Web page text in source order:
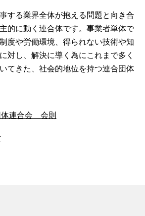
する業界全体が抱える問題と向き合
的に動く連合体です。事業者単体で
度や労働環境、得られない技術や知
対し、解決に導く為にこれまで多く
てきた、社会的地位を持つ連合団体
体連合会 会則